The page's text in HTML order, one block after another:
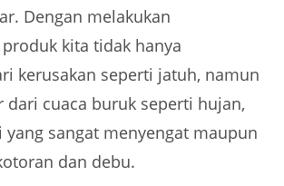
Dengan melakukan
kita tidak hanya
kerusakan seperti jatuh, namun
dari cuaca buruk seperti hujan,
sangat menyengat maupun
dan debu.